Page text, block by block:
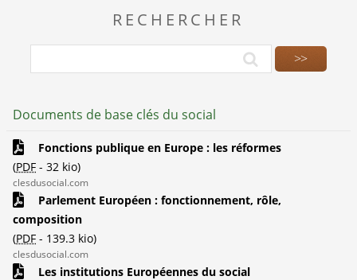
RECHERCHER
Documents de base clés du social
Fonctions publique en Europe : les réformes
(PDF - 32 kio)
clesdusocial.com
Parlement Européen : fonctionnement, rôle,
composition
(PDF - 139.3 kio)
clesdusocial.com
Les institutions Européennes du social